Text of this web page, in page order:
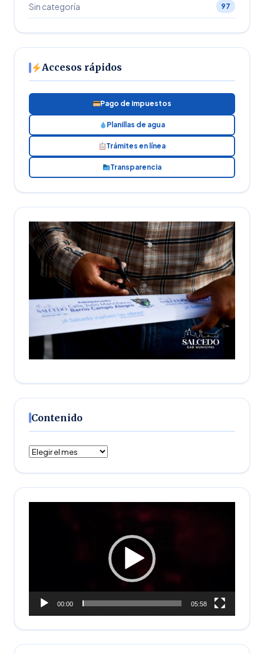
Sin categoría 97
Accesos rápidos
Pago de impuestos
Planillas de agua
Trámites en línea
Transparencia
Contenido
Contenido
00:00 05:58